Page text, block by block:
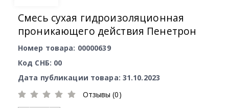
Смесь сухая гидроизоляционная
проникающего действия Пенетрон
Номер товара: 00000639
Код СНБ: 00
Дата публикации товара: 31.10.2023
Отзывы (0)